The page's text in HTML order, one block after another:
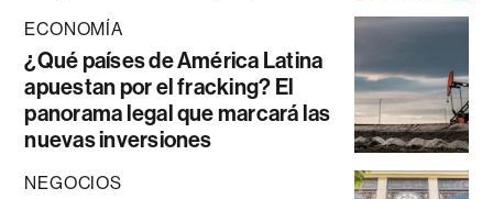
ECONOMÍA
¿Qué países de América Latina
apuestan por el fracking? El
panorama legal que marcará las
nuevas inversiones
NEGOCIOS